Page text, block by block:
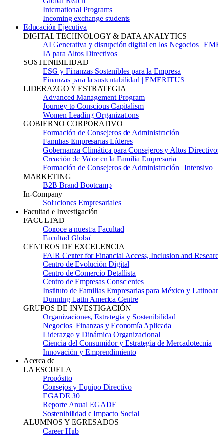
International Programs
Incoming exchange students
Educación Ejecutiva
DIGITAL TECHNOLOGY & DATA ANALYTICS
AI Generativa y disrupción digital en los Negocios |
IA para Altos Directivos
SOSTENIBILIDAD
ESG y Finanzas Sostenibles para la Empresa
Finanzas para la sustentabilidad | EMERITUS
LIDERAZGO Y ESTRATEGIA
Advanced Management Program
Journey to Conscious Capitalism
Women Leading Organizations
GOBIERNO CORPORATIVO
Formación de Consejeros de Administración
Familias Empresarias Líderes
Gobernanza Climática para Consejeros y Altos
Creación de Valor en la Familia Empresaria
Formación de Consejeros de Administración | Intensivo
MARKETING
B2B Brand Bootcamp
In-Company
Soluciones Empresariales
Facultad e Investigación
FACULTAD
Conoce a nuestra Facultad
Facultad Global
CENTROS DE EXCELENCIA
FAIR Center for Financial Access, Inclusion and
Centro de Evolución Digital
Centro de Comercio Detallista
Centro de Empresas Conscientes
Instituto de Familias Empresarias para México y
Dunning Latin America Centre
GRUPOS DE INVESTIGACIÓN
Organizaciones, Estrategia y Sostenibilidad
Negocios, Finanzas y Economía Aplicada
Liderazgo y Dinámica Organizacional
Ciencia del Consumidor y Estrategia de Mercadotecnia
Innovación y Emprendimiento
Acerca de
LA ESCUELA
Propósito
Consejos y Equipo Directivo
EGADE 30
Reporte Anual EGADE
Sostenibilidad e Impacto Social
ALUMNOS Y EGRESADOS
Career Hub